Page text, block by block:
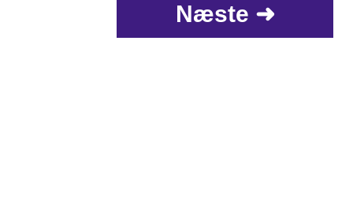
Næste ➜